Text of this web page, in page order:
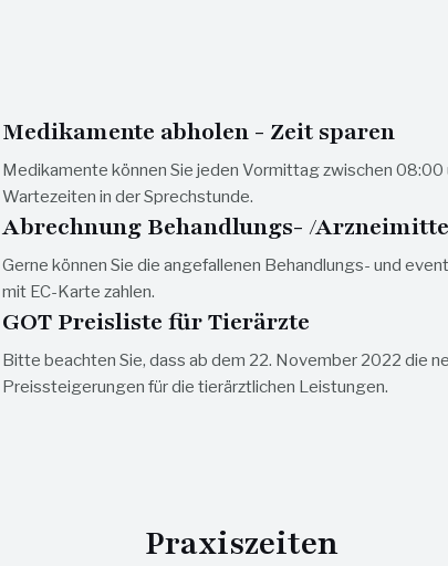
Medikamente abholen - Zeit sparen
Medikamente können Sie jeden Vormittag zwischen 08:00
Wartezeiten in der Sprechstunde.
Abrechnung Behandlungs- /
Gerne können Sie die angefallenen Behandlungs- und
mit EC-Karte zahlen.
GOT Preisliste für Tierärzte
Bitte beachten Sie, dass ab dem 22. November 2022 die
Preissteigerungen für die tierärztlichen Leistungen.
Praxiszeiten